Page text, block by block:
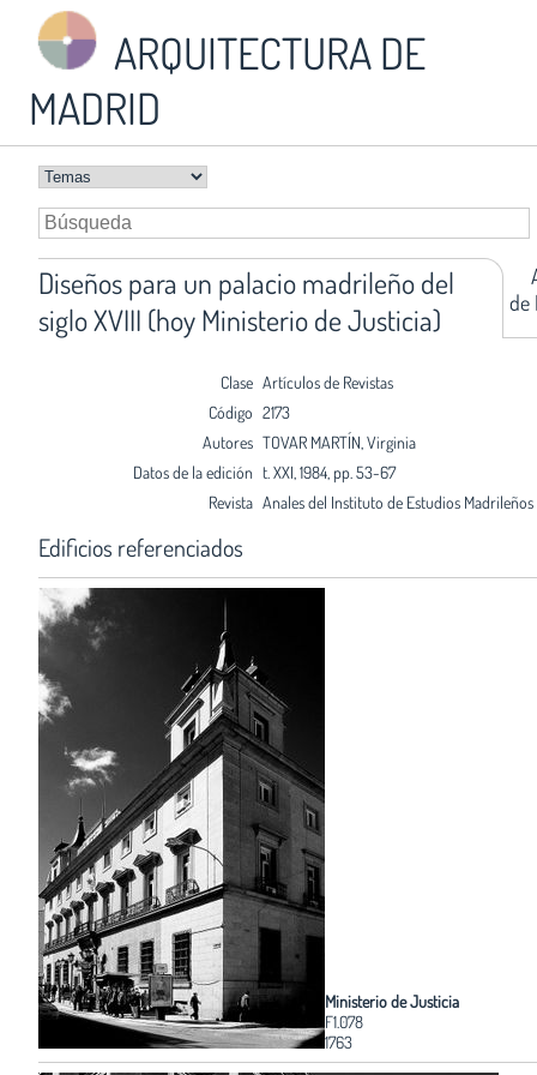
ARQUITECTURA DE
MADRID
Diseños para un palacio madrileño del
siglo XVIII (hoy Ministerio de Justicia)
de
Clase Artículos de Revistas
Código 2173
Autores TOVAR MARTÍN, Virginia
Datos de la edición t. XXI, 1984, pp. 53-67
Revista Anales del Instituto de Estudios Madrileños
Edificios referenciados
Ministerio de Justicia
F1.078
1763